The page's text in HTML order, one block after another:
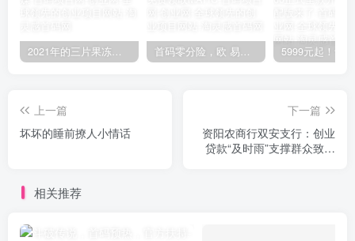
2021年的三片果冻传媒 首码零分险，欧 易限时免费领取MATIC
上一篇
坏坏的睡前撩人小情话
下一篇
资阳农商行双安支行：创业
贷款“及时雨”支撑群众致富
相关推荐